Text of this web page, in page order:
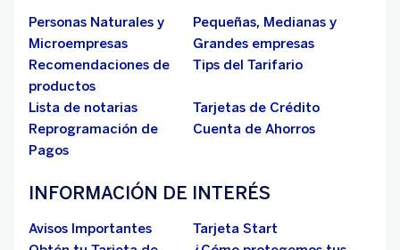
Personas Naturales y
Microempresas
Pequeñas, Medianas y
Grandes empresas
Recomendaciones de
productos
Tips del Tarifario
Lista de notarias
Tarjetas de Crédito
Reprogramación de
Pagos
Cuenta de Ahorros
INFORMACIÓN DE INTERÉS
Avisos Importantes
Tarjeta Start